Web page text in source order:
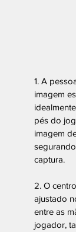
1. A
imagem
pés do
imagem
captura.
2. O
ajustado
entre as
jogador,